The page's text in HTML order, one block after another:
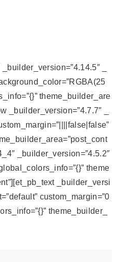
_
theme_builder_are
_builder_version=”4.7.7″ _
_builder_version=”4.5.2″
theme
_builder_versi
custom_margin=”0
theme_builder_